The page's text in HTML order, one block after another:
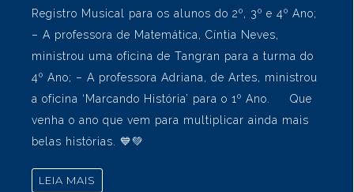
Propaganda), Anthomy Petermann (Medicina),
Henrique Pritsch (Relações Internacionais), Rúbia
Godinho (Fisioterapia), Laura Antunes (Psicologia),
Tomás Ceitlin (Arquitetura), João Garcia
(Engenharia de Software) e Lucas Guanabara
(Relações Internacionais, na foto) 🤝 Professores
engajados nas oficinas 🤝 – A professora de
Registro Musical para os alunos do 2º, 3º e 4º Ano;